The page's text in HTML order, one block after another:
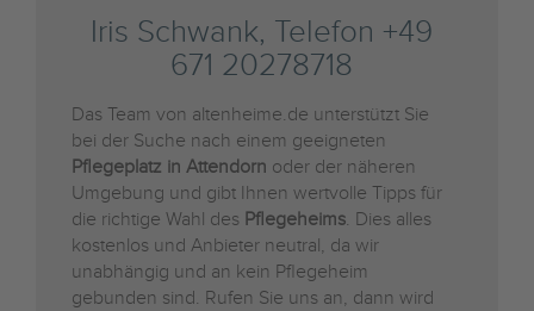
Iris Schwank, Telefon +49
671 20278718
Das Team von altenheime.de unterstützt Sie
bei der Suche nach einem geeigneten
Pflegeplatz in Attendorn oder der näheren
Umgebung und gibt Ihnen wertvolle Tipps für
die richtige Wahl des Pflegeheims. Dies alles
kostenlos und Anbieter neutral, da wir
unabhängig und an kein Pflegeheim
gebunden sind. Rufen Sie uns an, dann wird